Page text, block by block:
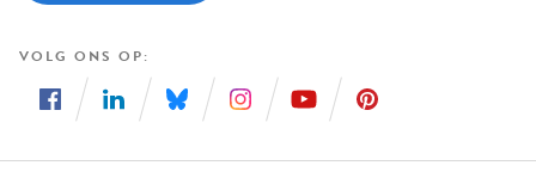
VOLG ONS OP
ons
ons
ons
ons
ons
ons